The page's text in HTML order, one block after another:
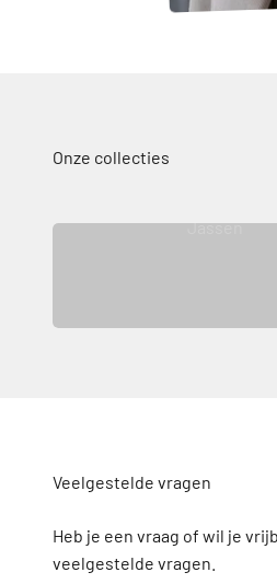
Jassen
Veelgestelde vragen
Heb je een vraag of wil je
veelgestelde vragen.